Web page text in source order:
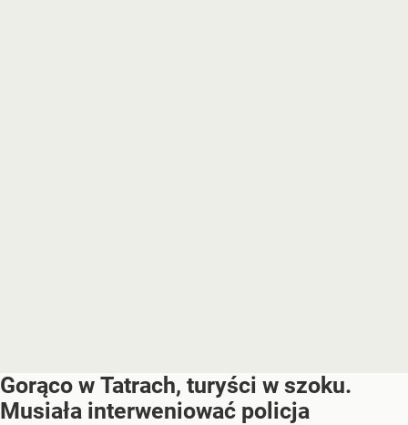
Gorąco w Tatrach, turyści w szoku.
Musiała interweniować policja